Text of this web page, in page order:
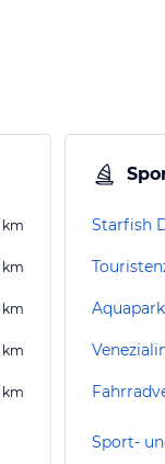
km
km
km
km
km
Starfish
Sport-